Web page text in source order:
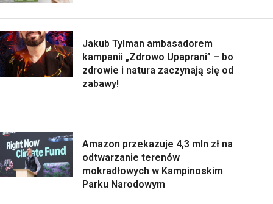
Jakub Tylman ambasadorem
kampanii „Zdrowo Upaprani” – bo
zdrowie i natura zaczynają się od
zabawy!
Amazon przekazuje 4,3 mln zł na
odtwarzanie terenów
mokradłowych w Kampinoskim
Parku Narodowym